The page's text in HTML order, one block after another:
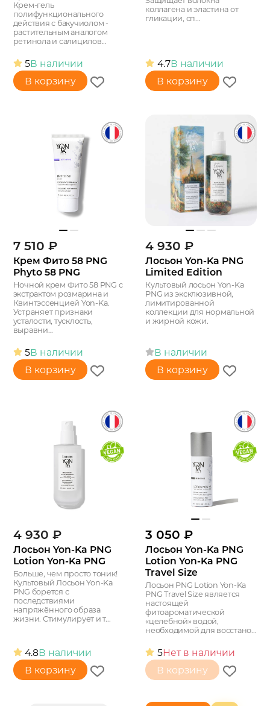
Крем-гель
полифункционального
действия с бакучиолом -
растительным аналогом
ретинола и салицилов...
5В наличии
В корзину
коллагена и эластина от
гликации, сп...
4.7В наличии
В корзину
7 510 ₽
Крем Фито 58 PNG
Phyto 58 PNG
Ночной крем Фито 58 PNG c
экстрактом розмарина и
Квинтэссенцией Yon-Ka.
Устраняет признаки
усталости, тусклость,
выравни...
5В наличии
В корзину
4 930 ₽
Лосьон Yon-Ka PNG
Limited Edition
Культовый лосьон Yon-Ka
PNG из эксклюзивной,
лимитированной
коллекции для нормальной
и жирной кожи.
В наличии
В корзину
4 930 ₽
Лосьон Yon-Ka PNG
Lotion Yon-Ka PNG
Больше, чем просто тоник!
Культовый Лосьон Yon-Ka
PNG борется с
последствиями
напряжённого образа
жизни. Стимулирует и т...
4.8В наличии
В корзину
3 050 ₽
Лосьон Yon-Ka PNG
Lotion Yon-Ka PNG
Travel Size
Лосьон PNG Lotion Yon-Ka
PNG Travel Size является
настоящей
фитоароматической
«целебной» водой,
необходимой для восстано...
5Нет в наличии
В корзину